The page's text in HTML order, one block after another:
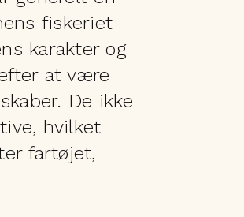
fiskeriet
karakter og
at være
De ikke
hvilket
fartøjet,